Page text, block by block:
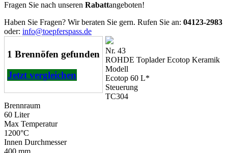
Fragen Sie nach unseren Rabattangeboten!
Haben Sie Fragen? Wir beraten Sie gern. Rufen Sie an: 04123-2983
oder: info@toepferspass.de
1 Brennöfen gefunden
Jetzt vergleichen
Nr. 43
ROHDE Toplader Ecotop Keramik
Modell
Ecotop 60 L*
Steuerung
TC304
Brennraum
60 Liter
Max Temperatur
1200°C
Innen Durchmesser